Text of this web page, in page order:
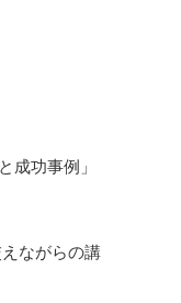
成功事例」
ながらの講